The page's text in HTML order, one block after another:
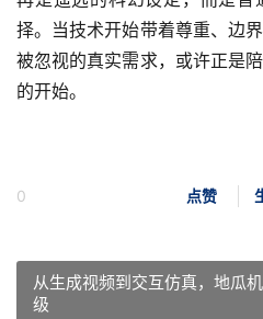
择。当技术开始带着尊重、边
被忽视的真实需求，或许正是
的开始。
点赞
0
从生成视频到交互仿真，地瓜
级